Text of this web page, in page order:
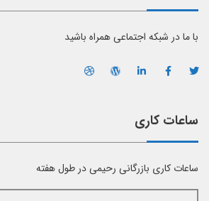
با ما در شبکه اجتماعی همراه باشید
ساعات کاری
ساعات کاری بازرگانی رحیمی در طول هفته